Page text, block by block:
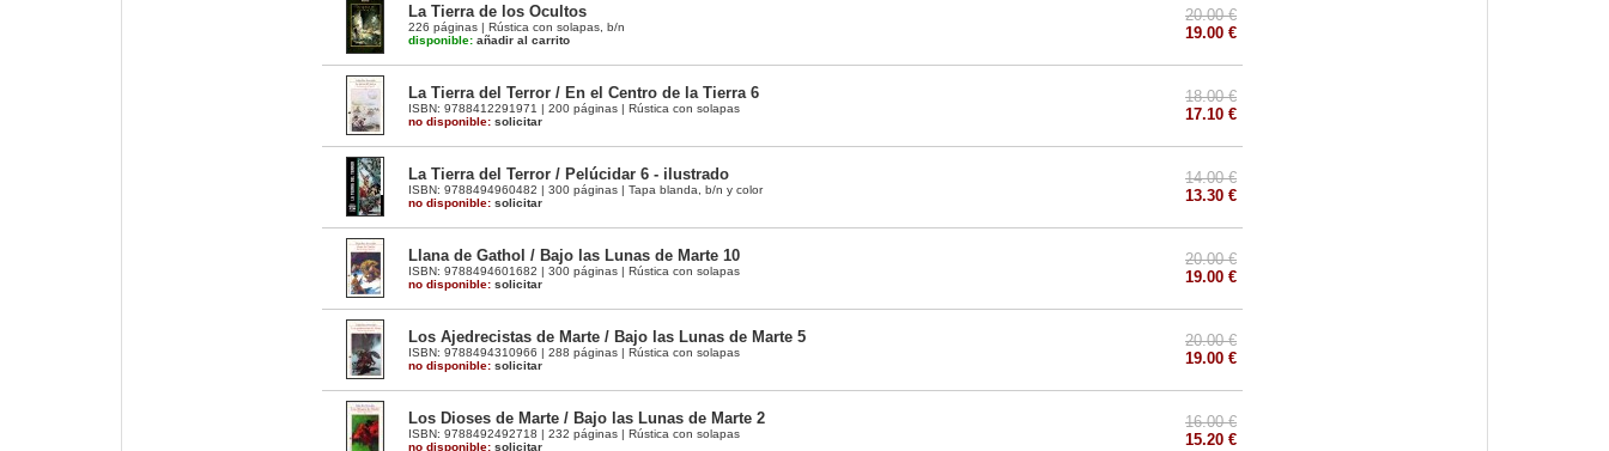
La Tierra de los Ocultos
226 páginas | Rústica con solapas, b/n
disponible: añadir al carrito
20.00 €
19.00 €
La Tierra del Terror / En el Centro de la Tierra 6
ISBN: 9788412291971 | 200 páginas | Rústica con solapas
no disponible: solicitar
18.00 €
17.10 €
La Tierra del Terror / Pelúcidar 6 - ilustrado
ISBN: 9788494960482 | 300 páginas | Tapa blanda, b/n y color
no disponible: solicitar
14.00 €
13.30 €
Llana de Gathol / Bajo las Lunas de Marte 10
ISBN: 9788494601682 | 300 páginas | Rústica con solapas
no disponible: solicitar
20.00 €
19.00 €
Los Ajedrecistas de Marte / Bajo las Lunas de Marte 5
ISBN: 9788494310966 | 288 páginas | Rústica con solapas
no disponible: solicitar
20.00 €
19.00 €
Los Dioses de Marte / Bajo las Lunas de Marte 2
ISBN: 9788492492718 | 232 páginas | Rústica con solapas
no disponible: solicitar
16.00 €
15.20 €